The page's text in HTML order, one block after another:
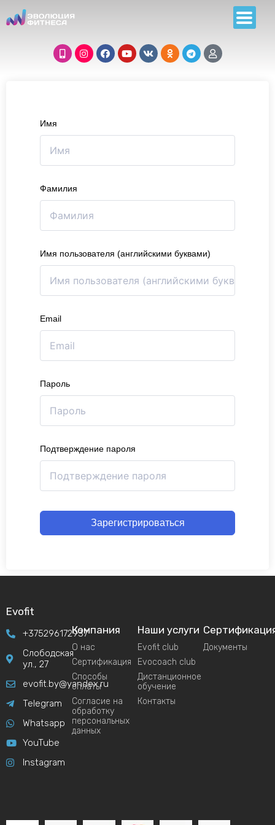
Имя
Фамилия
Имя пользователя (английскими буквами)
Email
Пароль
Подтверждение пароля
Зарегистрироваться
Evofit
+375296172937
Слободская
ул., 27
evofit.by@yandex.ru
Telegram
Whatsapp
YouTube
Instagram
Компания
О нас
Сертификация
Способы
оплаты
Согласие на
обработку
персональных
данных
Наши услуги
Evofit club
Evocoach club
Дистанционное
обучение
Контакты
Документы